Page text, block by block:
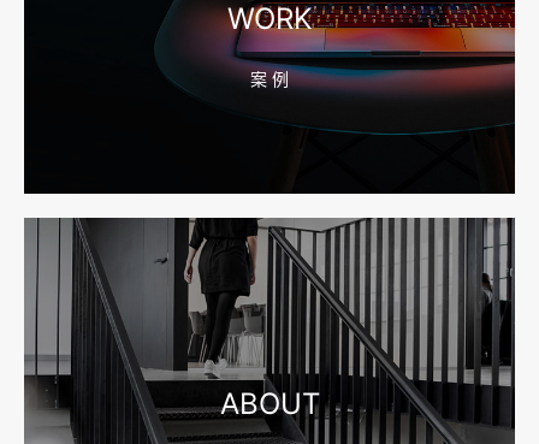
宁波企业官网改版怎么做？先排老站URL和收录保留
2026-08-10 16:43:21
宁波网站建设公司怎么选？先看合同、后台和询盘路径
WORK
案 例
ABOUT